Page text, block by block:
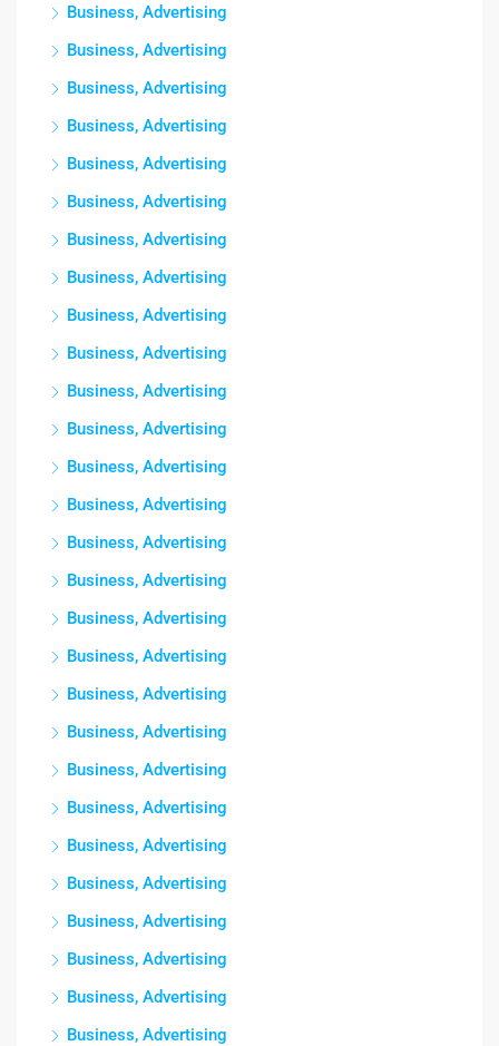
Business, Advertising
Business, Advertising
Business, Advertising
Business, Advertising
Business, Advertising
Business, Advertising
Business, Advertising
Business, Advertising
Business, Advertising
Business, Advertising
Business, Advertising
Business, Advertising
Business, Advertising
Business, Advertising
Business, Advertising
Business, Advertising
Business, Advertising
Business, Advertising
Business, Advertising
Business, Advertising
Business, Advertising
Business, Advertising
Business, Advertising
Business, Advertising
Business, Advertising
Business, Advertising
Business, Advertising
Business, Advertising